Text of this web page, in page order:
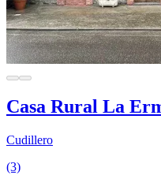
Casa Rural La
Cudillero
(3)